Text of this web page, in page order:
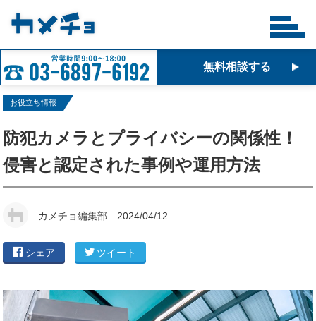
無料相談する
お役立ち情報
防犯カメラとプライバシーの関係性！
侵害と認定された事例や運用方法
カメチョ編集部 2024/04/12
シェア ツイート